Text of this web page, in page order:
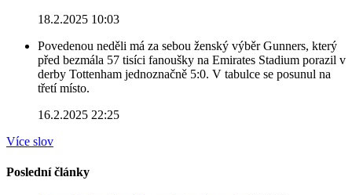
18.2.2025 10:03
Povedenou neděli má za sebou ženský výběr Gunners, který
před bezmála 57 tisíci fanoušky na Emirates Stadium porazil v
derby Tottenham jednoznačně 5:0. V tabulce se posunul na
třetí místo.
16.2.2025 22:25
Více slov
Poslední články